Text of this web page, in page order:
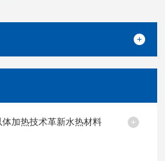
加热技术革新水热材料